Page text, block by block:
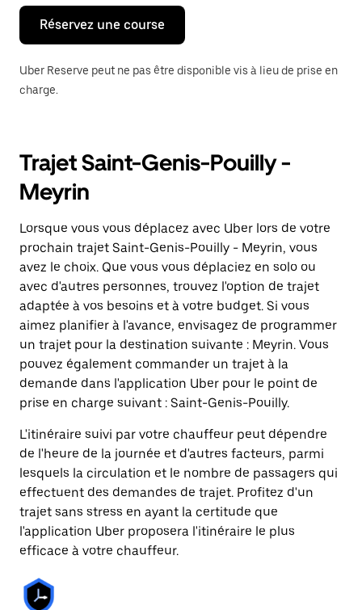
Échap
pour
fermer
calendrier.
Réservez une course
Uber Reserve peut ne pas être disponible vis à lieu de prise en
charge.
Trajet Saint-Genis-Pouilly -
Meyrin
Lorsque vous vous déplacez avec Uber lors de votre
prochain trajet Saint-Genis-Pouilly - Meyrin, vous
avez le choix. Que vous vous déplaciez en solo ou
avec d'autres personnes, trouvez l'option de trajet
adaptée à vos besoins et à votre budget. Si vous
aimez planifier à l'avance, envisagez de programmer
un trajet pour la destination suivante : Meyrin. Vous
pouvez également commander un trajet à la
demande dans l'application Uber pour le point de
prise en charge suivant : Saint-Genis-Pouilly.
L'itinéraire suivi par votre chauffeur peut dépendre
de l'heure de la journée et d'autres facteurs, parmi
lesquels la circulation et le nombre de passagers qui
effectuent des demandes de trajet. Profitez d'un
trajet sans stress en ayant la certitude que
l'application Uber proposera l'itinéraire le plus
efficace à votre chauffeur.